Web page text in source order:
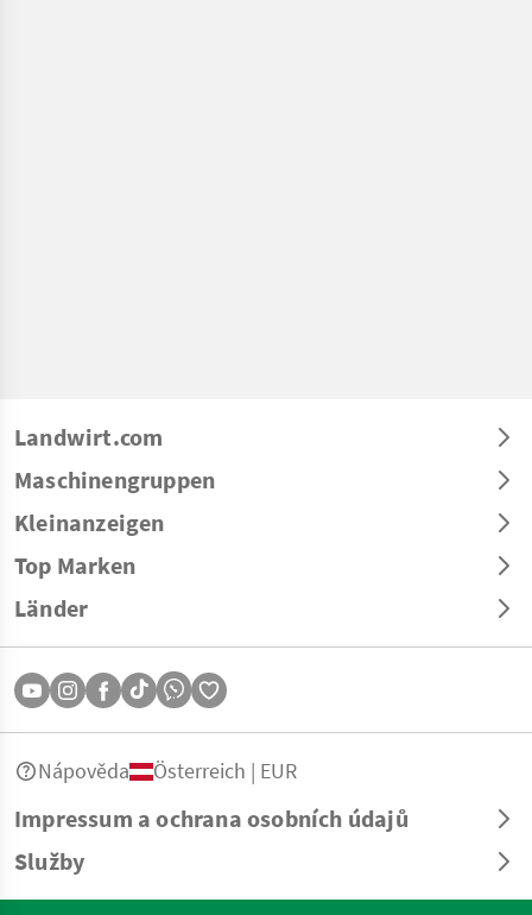
Landwirt.com
Maschinengruppen
Kleinanzeigen
Top Marken
Länder
Impressum a ochrana osobních údajů
Služby
Nápověda Österreich | EUR